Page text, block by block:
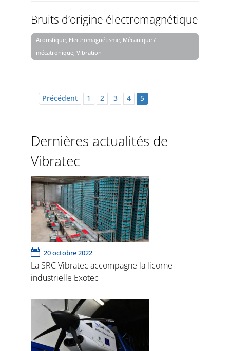
Bruits d’origine électromagnétique
Acoustique, Electromagnétisme, Mécanique /
mécatronique, Vibration
Précédent 1 2 3 4 5
Dernières actualités de
Vibratec
20 octobre 2022
La SRC Vibratec accompagne la licorne
industrielle Exotec